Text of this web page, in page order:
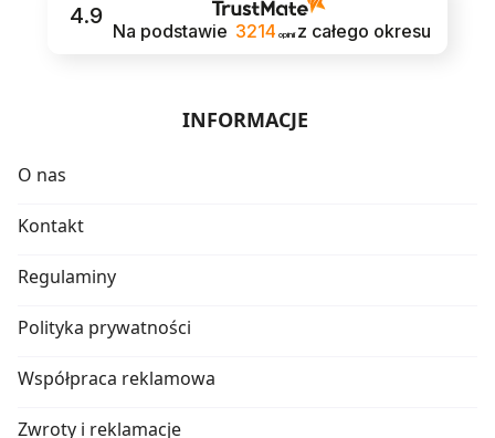
4.9
Na podstawie 3214 opinii z całego okresu
INFORMACJE
O nas
Kontakt
Regulaminy
Polityka prywatności
Współpraca reklamowa
Zwroty i reklamacje